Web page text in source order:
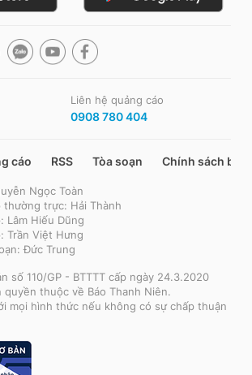
Liên hệ quảng cáo
0908 780 404
cáo RSS Tòa soạn Chính sách bảo
Ngọc Toàn
trực: Hải Thành
Lâm Hiếu Dũng
Trần Việt Hưng
Đức Trung
số 110/GP - BTTTT cấp ngày 24.3.2020
thuộc về Báo Thanh Niên.
mọi hình thức nếu không có sự chấp thuận